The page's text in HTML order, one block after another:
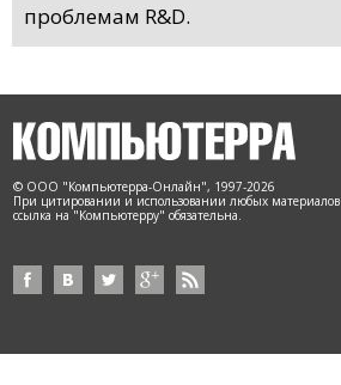
проблемам R&D.
© ООО "Компьютерра-Онлайн", 1997-2026
При цитировании и использовании любых материалов
ссылка на "Компьютерру" обязательна.